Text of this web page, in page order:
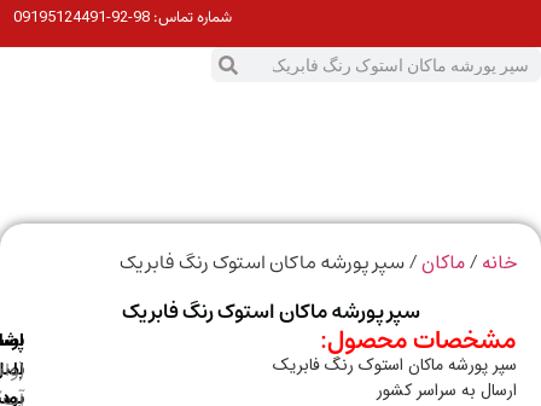
شماره تماس:98-92-09195124491
/ماکان/ سپر پورشه ماکان استوک رنگ فابریک
سپر پورشه ماکان استوک رنگ فابریک
محصول:
پورشه ماکان استوک رنگ فابریک
به سراسر کشور
اصالت
پشتیبانی
(واتس